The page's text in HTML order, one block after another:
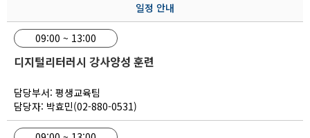
일정 안내
09:00 ~ 13:00
디지털리터러시 강사양성 훈련
담당부서: 평생교육팀
담당자: 박효민(02-880-0531)